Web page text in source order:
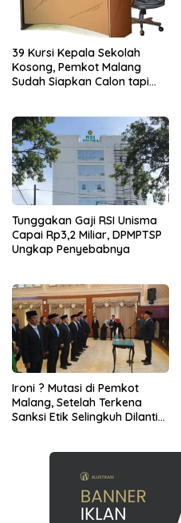
39 Kursi Kepala Sekolah
Kosong, Pemkot Malang
Sudah Siapkan Calon tapi
Tunggakan Gaji RSI Unisma
Capai Rp3,2 Miliar, DPMPTSP
Ungkap Penyebabnya
Ironi ? Mutasi di Pemkot
Malang, Setelah Terkena
Sanksi Etik Selingkuh Dilantik,